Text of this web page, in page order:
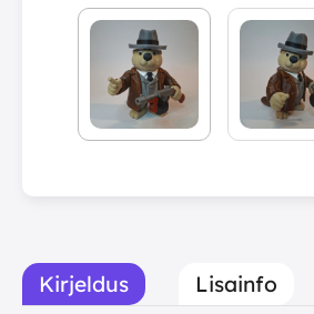
Kirjeldus Lisainfo